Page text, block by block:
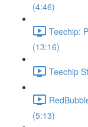
(4:46)
Teechip:
(13:16)
Teechip
(5:13)